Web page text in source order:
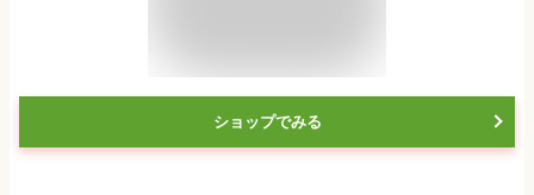
ショップでみる